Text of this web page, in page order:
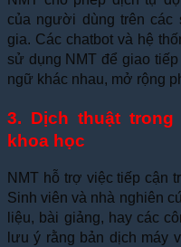
của người dùng trên
gia. Các chatbot và hệ
sử dụng NMT để giao
ngữ khác nhau, mở rộng
3. Dịch thuật
khoa học
NMT hỗ trợ việc tiếp cận
Sinh viên và nhà nghiên
liệu, bài giảng, hay các
lưu ý rằng bản dịch máy